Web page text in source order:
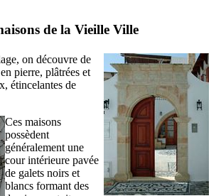
de la Vieille Ville
on découvre de
pierre, plâtrées et
étincelantes de
Ces maisons
possèdent
généralement une
cour intérieure pavée
de galets noirs et
blancs formant des